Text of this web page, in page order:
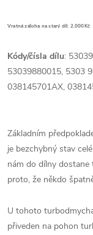
Vratná záloha na starý díl: 2.000Kč
Kódy/čísla dílu:
53039880015, 5303
038145701AX,
Základním
je bezchybný stav
nám do dílny dostane
proto, že někdo
U tohoto
přiveden na pohon